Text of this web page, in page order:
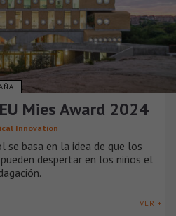
Mies Award 2024
Innovation
se basa en la idea de que los
despertar en los niños el
VER +